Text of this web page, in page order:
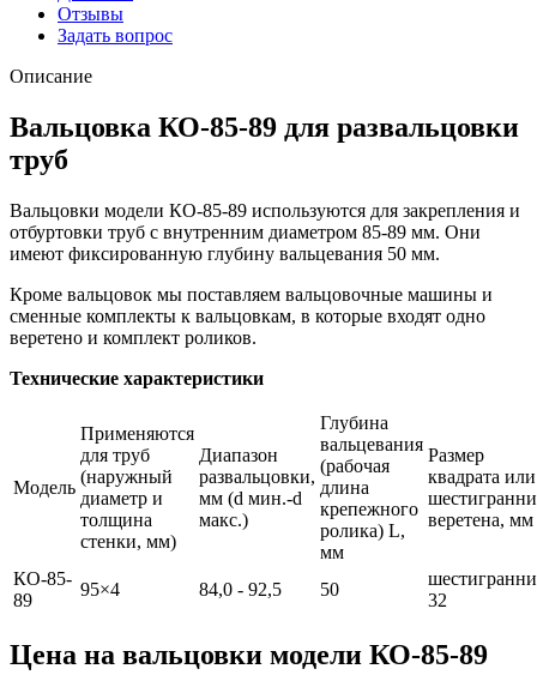
Отзывы
Задать вопрос
Описание
Вальцовка КО-85-89 для развальцовки
труб
Вальцовки модели КО-85-89 используются для закрепления и
отбуртовки труб с внутренним диаметром 85-89 мм. Они
имеют фиксированную глубину вальцевания 50 мм.
Кроме вальцовок мы поставляем вальцовочные машины и
сменные комплекты к вальцовкам, в которые входят одно
веретено и комплект роликов.
Технические характеристики
Модель
Применяются
для труб
(наружный
диаметр и
толщина
стенки, мм)
Диапазон
развальцовки,
мм (d мин.-d
макс.)
Глубина
вальцевания
(рабочая
длина
крепежного
ролика) L,
мм
Размер
квадрата или
веретена, мм
КО-85-
89
95×4 84,0 - 92,5 50
32
Цена на вальцовки модели КО-85-89